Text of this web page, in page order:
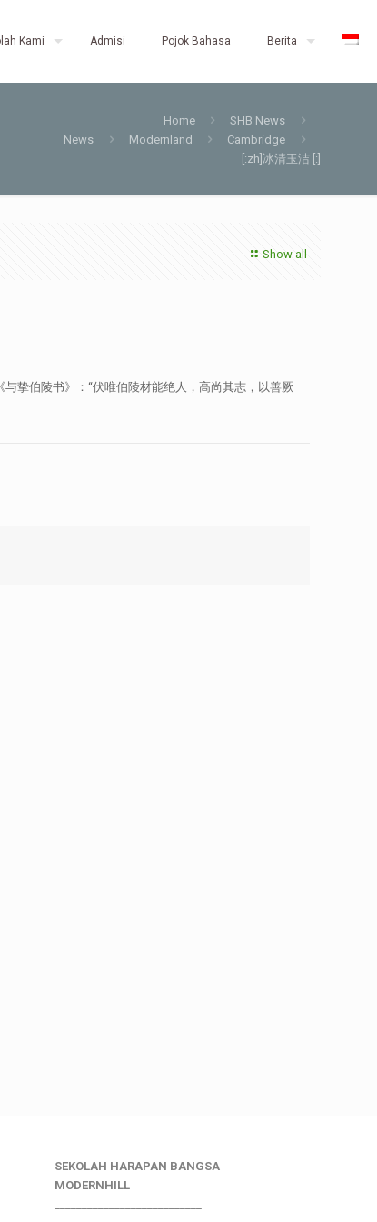
Kami Admisi Pojok Bahasa Berita
Home
SHB News
News
Modernland
Cambridge
[:zh]冰清玉洁 [:]
Show all
挚伯陵书》：“伏唯伯陵材能绝人，高尚其志，以善厥
SEKOLAH HARAPAN BANGSA
MODERNHILL